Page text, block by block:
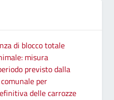
di blocco totale
misura
previsto dalla
per
delle carrozze